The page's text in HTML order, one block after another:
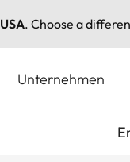
USA. Choose a
Unternehmen